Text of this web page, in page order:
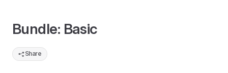
Bundle: Basic
Share